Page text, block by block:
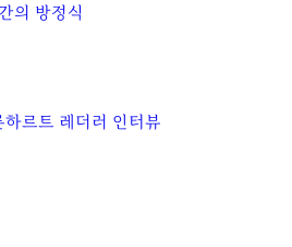
의 방정식
르트 레더러 인터뷰